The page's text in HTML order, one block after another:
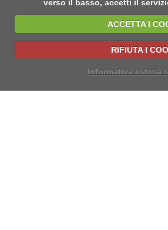
verso il basso, accetti il
ACCETTA I
RIFIUTA I
Informativa estesa